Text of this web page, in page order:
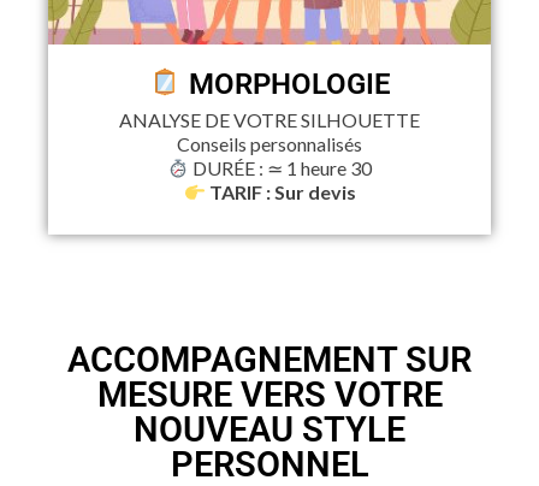
MORPHOLOGIE
ANALYSE DE VOTRE SILHOUETTE
Conseils personnalisés
DURÉE : ≃ 1 heure 30
TARIF : Sur devis
ACCOMPAGNEMENT SUR
MESURE VERS VOTRE
NOUVEAU STYLE
PERSONNEL